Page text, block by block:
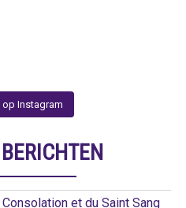
op Instagram
et du Saint Sang